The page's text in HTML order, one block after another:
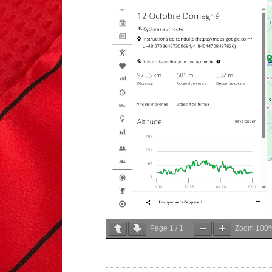
Page 1 / 1 Zoom